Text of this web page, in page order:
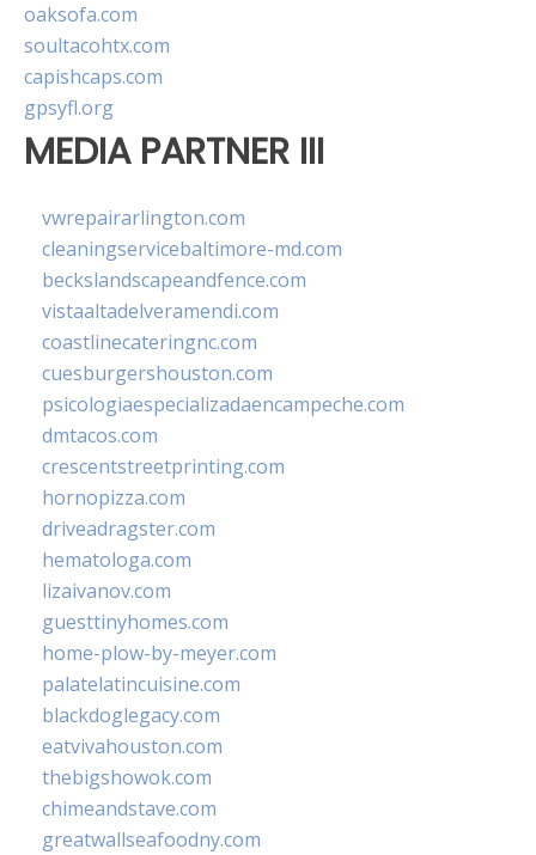
oaksofa.com
soultacohtx.com
capishcaps.com
gpsyfl.org
MEDIA PARTNER III
vwrepairarlington.com
cleaningservicebaltimore-md.com
beckslandscapeandfence.com
vistaaltadelveramendi.com
coastlinecateringnc.com
cuesburgershouston.com
psicologiaespecializadaencampeche.com
dmtacos.com
crescentstreetprinting.com
hornopizza.com
driveadragster.com
hematologa.com
lizaivanov.com
guesttinyhomes.com
home-plow-by-meyer.com
palatelatincuisine.com
blackdoglegacy.com
eatvivahouston.com
thebigshowok.com
chimeandstave.com
greatwallseafoodny.com